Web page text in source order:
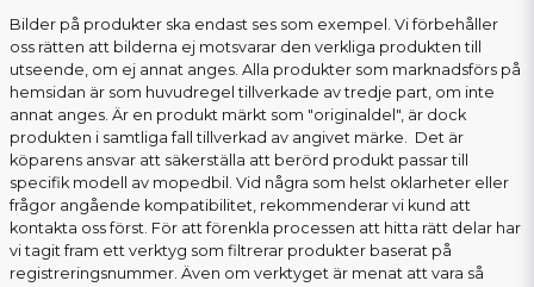
Bilder på produkter ska endast ses som exempel. Vi förbehåller
oss rätten att bilderna ej motsvarar den verkliga produkten till
utseende, om ej annat anges. Alla produkter som marknadsförs på
hemsidan är som huvudregel tillverkade av tredje part, om inte
annat anges. Är en produkt märkt som "originaldel", är dock
produkten i samtliga fall tillverkad av angivet märke. Det är
köparens ansvar att säkerställa att berörd produkt passar till
specifik modell av mopedbil. Vid några som helst oklarheter eller
frågor angående kompatibilitet, rekommenderar vi kund att
kontakta oss först. För att förenkla processen att hitta rätt delar har
vi tagit fram ett verktyg som filtrerar produkter baserat på
registreringsnummer. Även om verktyget är menat att vara så